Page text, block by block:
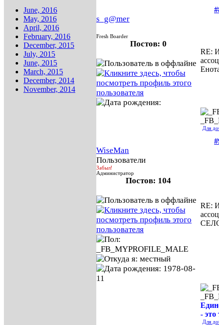
June, 2016
May, 2016
April, 2016
February, 2016
December, 2015
July, 2015
June, 2015
March, 2015
December, 2014
November, 2014
s_g@mer
Fresh Boarder
Постов: 0
RE:
Для
WiseMan
Пользователи
Забыл!
Администратор
Постов: 104
RE:
- это
Для